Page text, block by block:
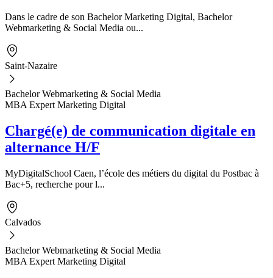
Dans le cadre de son Bachelor Marketing Digital, Bachelor
Webmarketing & Social Media ou...
Saint-Nazaire
Bachelor Webmarketing & Social Media
MBA Expert Marketing Digital
Chargé(e) de communication digitale en
alternance H/F
MyDigitalSchool Caen, l’école des métiers du digital du Postbac à
Bac+5, recherche pour l...
Calvados
Bachelor Webmarketing & Social Media
MBA Expert Marketing Digital